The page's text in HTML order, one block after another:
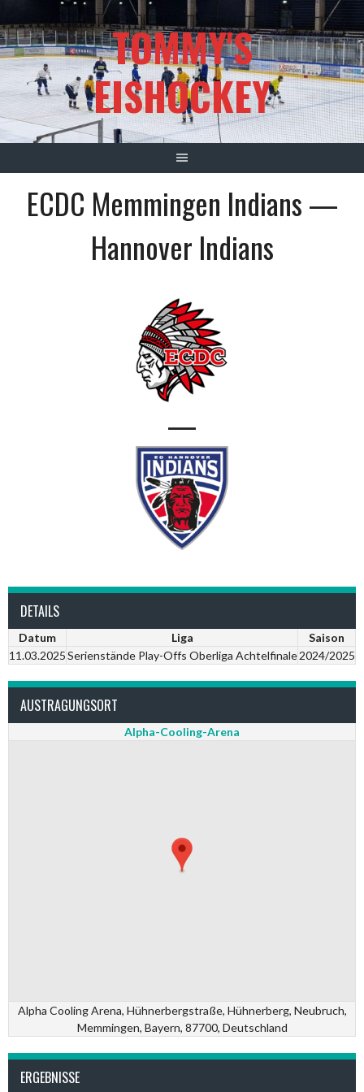
zum
Inhalt
TOMMY'S
EISHOCKEY
ECDC Memmingen Indians —
Hannover Indians
—
DETAILS
Datum Liga
Saison
11.03.2025Serienstände Play-Offs Oberliga Achtelfinale 2024/2025
AUSTRAGUNGSORT
Alpha-Cooling-Arena
Alpha Cooling Arena, Hühnerbergstraße, Hühnerberg, Neubruch,
Memmingen, Bayern, 87700, Deutschland
ERGEBNISSE